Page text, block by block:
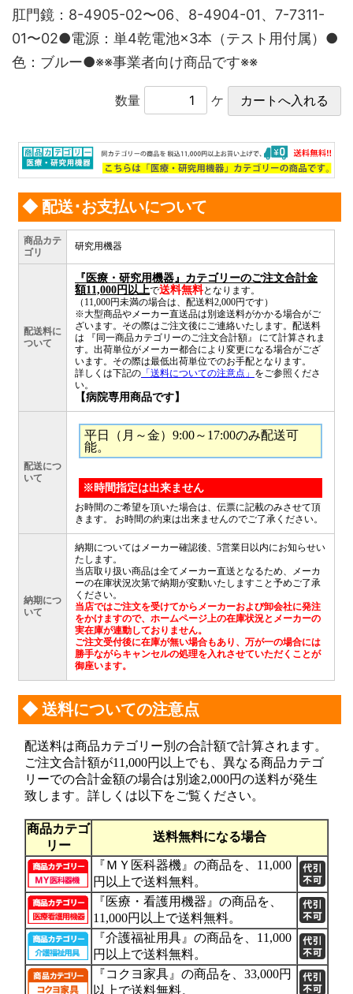
肛門鏡：8-4905-02〜06、8-4904-01、7-7311-
01〜02●電源：単4乾電池×3本（テスト用付属）●
色：ブルー●※※事業者向け商品です※※
数量 ケ